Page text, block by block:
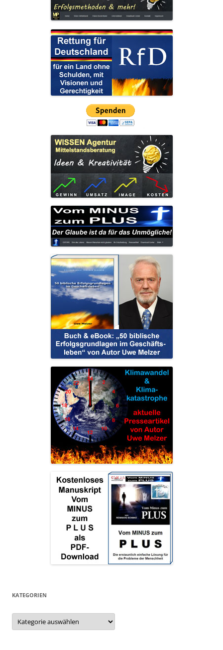
KATEGORIEN
Kategorien